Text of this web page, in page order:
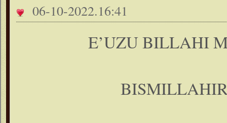
06-10-2022.16:41
E’UZU BILLAHI